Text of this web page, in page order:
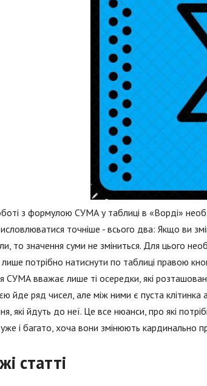
з формулою СУМА у таблиці в «Ворді»
точніше - всього два: Якщо ви
то значення суми не зміниться. Для цього
лише потрібно натиснути по таблиці правою
СУМА вважає лише ті осередки, які
йде ряд чисел, але між ними є пуста
які йдуть до неї. Це все нюанси, про які
і багато, хоча вони змінюють кардинально
статті